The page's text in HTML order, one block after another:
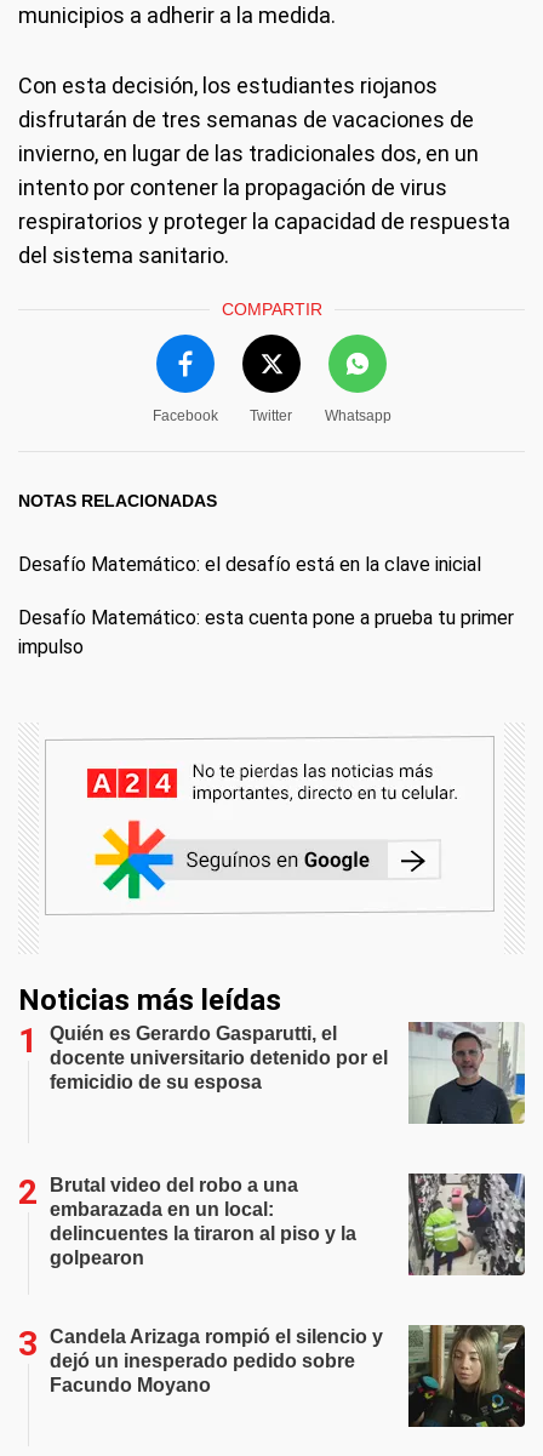
municipios a adherir a la medida.
Con esta decisión, los estudiantes riojanos
disfrutarán de tres semanas de vacaciones de
invierno, en lugar de las tradicionales dos, en un
intento por contener la propagación de virus
respiratorios y proteger la capacidad de respuesta
del sistema sanitario.
COMPARTIR
Facebook Twitter Whatsapp
NOTAS RELACIONADAS
Desafío Matemático: el desafío está en la clave inicial
Desafío Matemático: esta cuenta pone a prueba tu primer
impulso
Noticias más leídas
Quién es Gerardo Gasparutti, el
docente universitario detenido por el
femicidio de su esposa
Brutal video del robo a una
embarazada en un local:
delincuentes la tiraron al piso y la
golpearon
Candela Arizaga rompió el silencio y
dejó un inesperado pedido sobre
Facundo Moyano